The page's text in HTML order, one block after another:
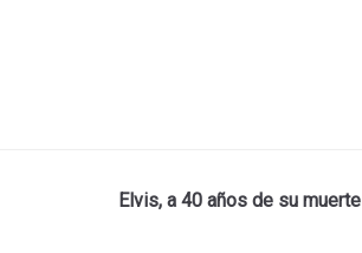
Elvis, a 40 años de su muerte